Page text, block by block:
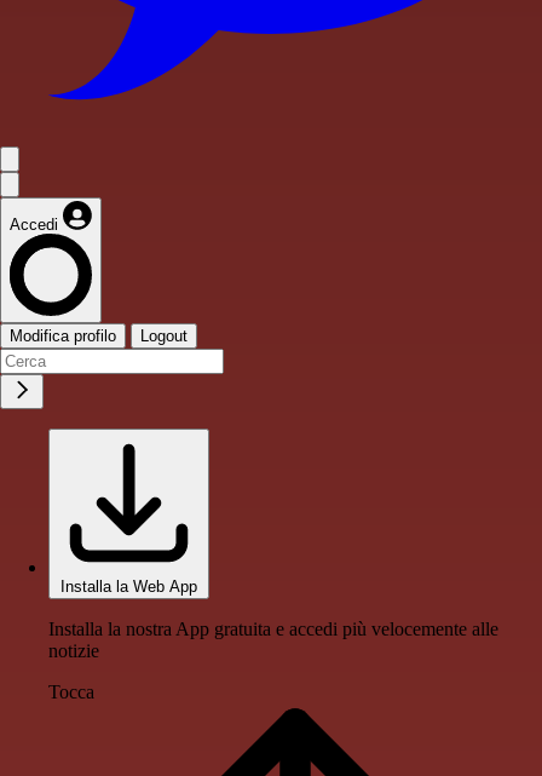
Accedi
Modifica profilo Logout
Installa la Web App
Installa la nostra App gratuita e accedi più velocemente alle
notizie
Tocca